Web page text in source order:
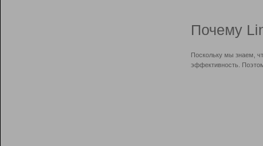
Почему
Поскольку мы знаем,
эффективность.